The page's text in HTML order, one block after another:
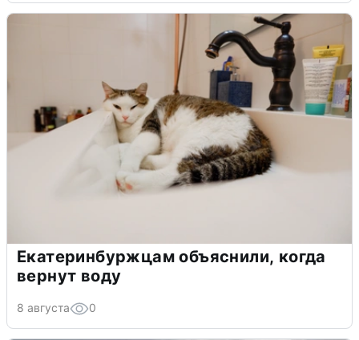
Екатеринбуржцам объяснили, когда
вернут воду
8 августа 0